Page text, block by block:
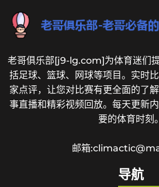
老哥俱乐部[j9-lg.com]为体育迷们
括足球、篮球、网球等项目。实时
家点评，让您对比赛有更全面的了
事直播和精彩视频回放。每天更新
要的体育时刻。
邮箱
导航